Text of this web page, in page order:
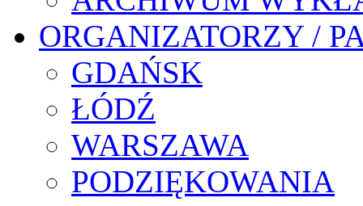
ORGANIZATORZY /
GDAŃSK
ŁÓDŹ
WARSZAWA
PODZIĘKOWANIA